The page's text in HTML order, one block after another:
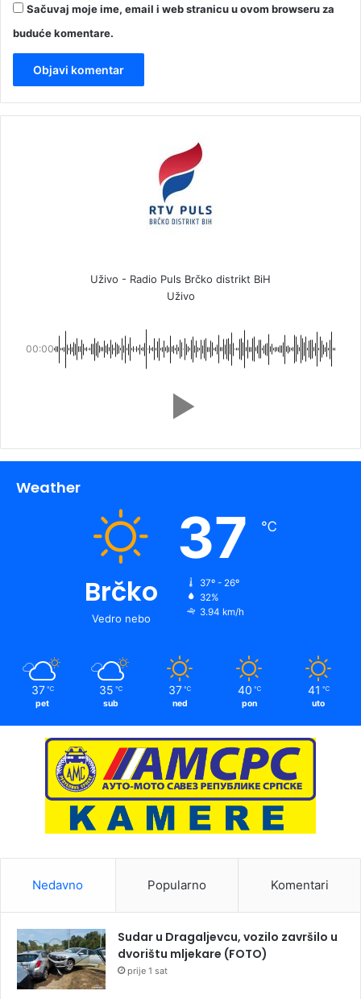
Sačuvaj moje ime, email i web stranicu u ovom browseru za
buduće komentare.
Uživo - Radio Puls Brčko distrikt BiH
Uživo
00:00
Weather
Brčko
Vedro nebo
37 ℃
37º - 26º
32%
3.94 km/h
37 ℃
pet
35 ℃
sub
37 ℃
ned
40 ℃
pon
41 ℃
uto
Nedavno Popularno Komentari
Sudar u Dragaljevcu, vozilo završilo u
dvorištu mljekare (FOTO)
prije 1 sat